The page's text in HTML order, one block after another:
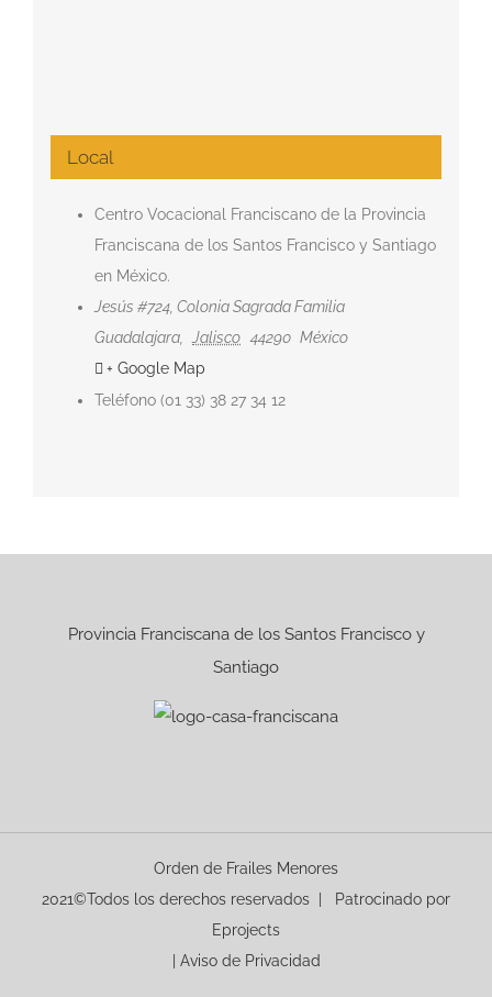
Local
Centro Vocacional Franciscano de la Provincia
Franciscana de los Santos Francisco y Santiago
en México.
Jesús #724, Colonia Sagrada Familia
Guadalajara, Jalisco 44290 México
+ Google Map
Teléfono (01 33) 38 27 34 12
Provincia Franciscana de los Santos Francisco y
Santiago
Orden de Frailes Menores
2021©Todos los derechos reservados | Patrocinado por
Eprojects
Aviso de Privacidad